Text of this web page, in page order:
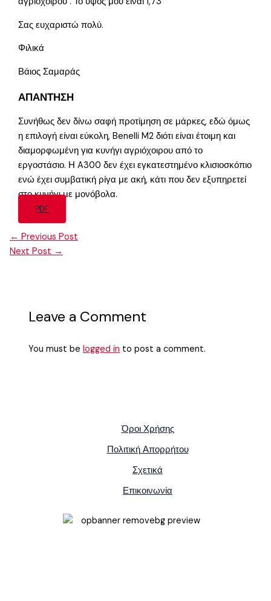
Σας ευχαριστώ πολύ.
Φιλικά
Βάιος Σαμαράς
ΑΠΑΝΤΗΣΗ
Συνήθως δεν δίνω σαφή προτίμηση σε μάρκες, εδώ όμως
η επιλογή είναι εύκολη, Benelli M2 διότι είναι έτοιμη και
διαμορφωμένη για κυνήγι αγριόχοιρου από το
εργοστάσιο. Η A300 δεν έχει εγκατεστημένο κλισιοσκόπιο
ενώ έχει συμβατική ρίγα με ακή, κάτι που δεν εξυπηρετεί
στο κυνήγι με μονόβολα.
PDF
← Previous Post
Next Post →
Leave a Comment
You must belogged in to post a comment.
Όροι Χρήσης
Πολιτική Απορρήτου
Σχετικά
Επικοινωνία